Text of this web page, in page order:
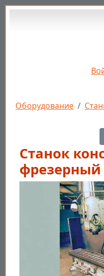
Перейти к основному
Строка
Оборудование
Станок
фрезерный